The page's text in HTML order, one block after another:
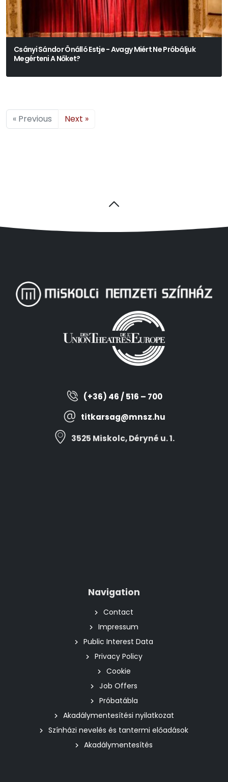
Csányi Sándor Önálló Estje - Avagy Miért Ne Próbáljuk
Megérteni A Nőket?
« Previous Next »
(+36) 46 / 516 – 700
titkarsag@mnsz.hu
3525 Miskolc, Déryné u. 1.
Navigation
Contact
Impressum
Public Interest Data
Privacy Policy
Cookie
Job Offers
Próbatábla
Akadálymentesítési nyilatkozat
Színházi nevelés és tantermi előadások
Akadálymentesítés